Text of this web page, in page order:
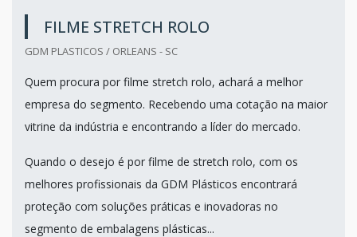
FILME STRETCH ROLO
GDM PLASTICOS / ORLEANS - SC
Quem procura por filme stretch rolo, achará a melhor
empresa do segmento. Recebendo uma cotação na maior
vitrine da indústria e encontrando a líder do mercado.
Quando o desejo é por filme de stretch rolo, com os
melhores profissionais da GDM Plásticos encontrará
proteção com soluções práticas e inovadoras no
segmento de embalagens plásticas...